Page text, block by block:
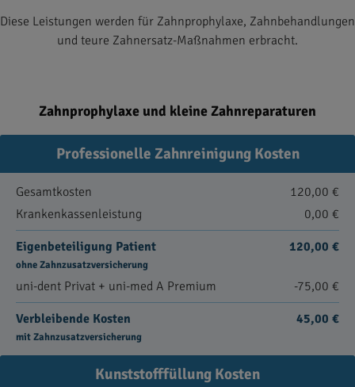
Diese Leistungen werden für Zahnprophylaxe, Zahnbehandlungen
und teure Zahnersatz-Maßnahmen erbracht.
Zahnprophylaxe und kleine Zahnreparaturen
Professionelle Zahnreinigung Kosten
Gesamtkosten
120,00 €
Krankenkassenleistung
0,00 €
Eigenbeteiligung Patient
ohne Zahnzusatzversicherung
120,00 €
uni-dent Privat + uni-med A Premium -75,00 €
Verbleibende Kosten
mit Zahnzusatzversicherung
45,00 €
Kunststofffüllung Kosten